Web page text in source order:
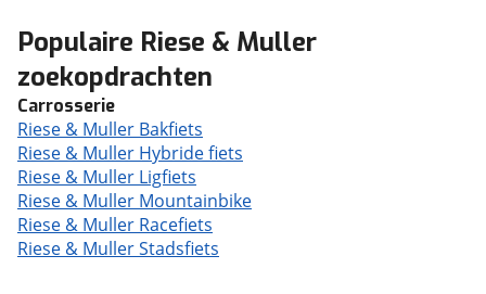
Populaire Riese & Muller
zoekopdrachten
Carrosserie
Riese & Muller Bakfiets
Riese & Muller Hybride fiets
Riese & Muller Ligfiets
Riese & Muller Mountainbike
Riese & Muller Racefiets
Riese & Muller Stadsfiets